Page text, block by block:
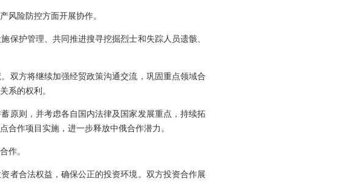
风险防控方面开展协作。
保护管理、共同推进搜寻挖掘烈士和失踪人员遗骸、
双方将继续加强经贸政策沟通交流，巩固重点领域合
系的权利。
原则，并考虑各自国内法律及国家发展重点，持续拓
合作项目实施，进一步释放中俄合作潜力。
作。
者合法权益，确保公正的投资环境。双方投资合作展